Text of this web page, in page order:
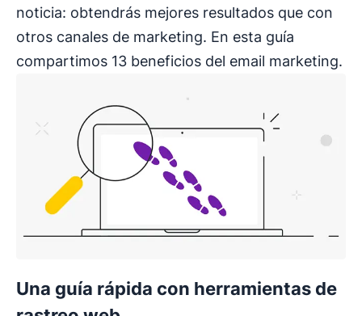
noticia: obtendrás mejores resultados que con
otros canales de marketing. En esta guía
compartimos 13 beneficios del email marketing.
Una guía rápida con herramientas de